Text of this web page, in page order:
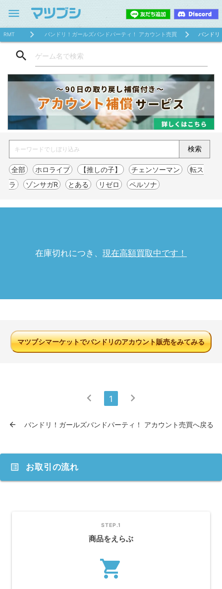
menu
RMT バンドリ！ガールズバンドパーティ！ アカウント売買 バンドリ
search
全部 ホロライブ 【推しの子】 チェンソーマン
転ス
ラ
ゾンサガR とある リゼロ ペルソナ
在庫切れにつき、 現在高額買取中です！
マツブシマーケットでバンドリのアカウント販売をみてみる
chevron_left 1 chevron_right
arrow_back バンドリ！ガールズバンドパーティ！ アカウント売買へ戻る
list_alt お取引の流れ
STEP.1
商品をえらぶ
shopping_cart